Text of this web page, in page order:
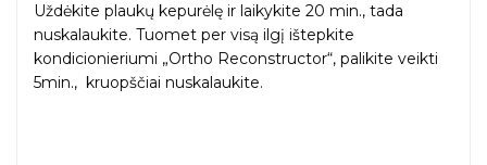
Uždėkite plaukų kepurėlę ir laikykite 20 min., tada
nuskalaukite. Tuomet per visą ilgį ištepkite
kondicionieriumi „Ortho Reconstructor“, palikite veikti
5min., kruopščiai nuskalaukite.